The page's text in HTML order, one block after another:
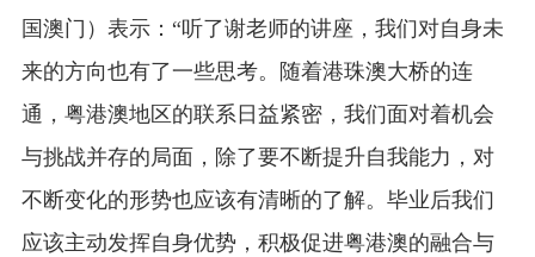
国澳门）表示：“听了谢老师的讲座，我们对自身未
来的方向也有了一些思考。随着港珠澳大桥的连
通，粤港澳地区的联系日益紧密，我们面对着机会
与挑战并存的局面，除了要不断提升自我能力，对
不断变化的形势也应该有清晰的了解。毕业后我们
应该主动发挥自身优势，积极促进粤港澳的融合与